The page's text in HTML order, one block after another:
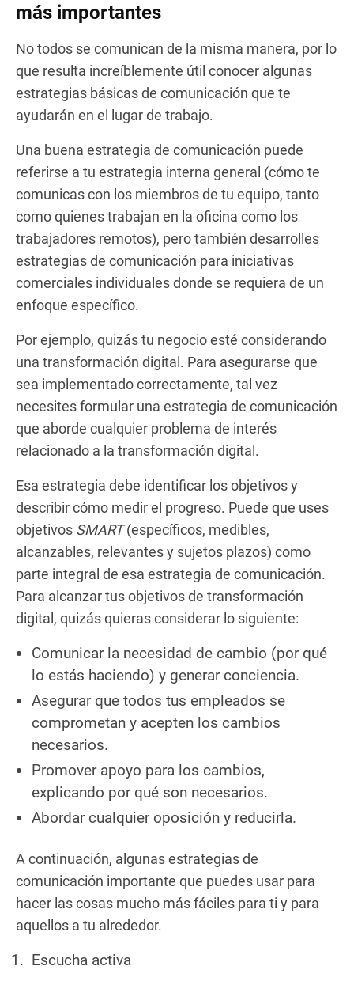
más importantes
No todos se comunican de la misma manera, por lo
que resulta increíblemente útil conocer algunas
estrategias básicas de comunicación que te
ayudarán en el lugar de trabajo.
Una buena estrategia de comunicación puede
referirse a tu estrategia interna general (cómo te
comunicas con los miembros de tu equipo, tanto
como quienes trabajan en la oficina como los
trabajadores remotos), pero también desarrolles
estrategias de comunicación para iniciativas
comerciales individuales donde se requiera de un
enfoque específico.
Por ejemplo, quizás tu negocio esté considerando
una transformación digital. Para asegurarse que
sea implementado correctamente, tal vez
necesites formular una estrategia de comunicación
que aborde cualquier problema de interés
relacionado a la transformación digital.
Esa estrategia debe identificar los objetivos y
describir cómo medir el progreso. Puede que uses
objetivos SMART(específicos, medibles,
alcanzables, relevantes y sujetos plazos) como
parte integral de esa estrategia de comunicación.
Para alcanzar tus objetivos de transformación
digital, quizás quieras considerar lo siguiente:
Comunicar la necesidad de cambio (por qué
lo estás haciendo) y generar conciencia.
Asegurar que todos tus empleados se
comprometan y acepten los cambios
necesarios.
Promover apoyo para los cambios,
explicando por qué son necesarios.
Abordar cualquier oposición y reducirla.
A continuación, algunas estrategias de
comunicación importante que puedes usar para
hacer las cosas mucho más fáciles para ti y para
aquellos a tu alrededor.
Escucha activa